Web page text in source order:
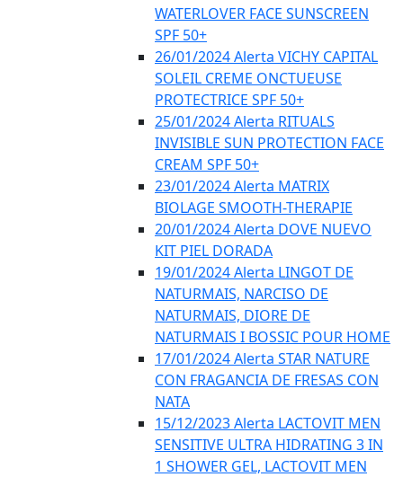
WATERLOVER FACE SUNSCREEN
SPF 50+
26/01/2024 Alerta VICHY CAPITAL
SOLEIL CREME ONCTUEUSE
PROTECTRICE SPF 50+
25/01/2024 Alerta RITUALS
INVISIBLE SUN PROTECTION FACE
CREAM SPF 50+
23/01/2024 Alerta MATRIX
BIOLAGE SMOOTH-THERAPIE
20/01/2024 Alerta DOVE NUEVO
KIT PIEL DORADA
19/01/2024 Alerta LINGOT DE
NATURMAIS, NARCISO DE
NATURMAIS, DIORE DE
NATURMAIS I BOSSIC POUR HOME
17/01/2024 Alerta STAR NATURE
CON FRAGANCIA DE FRESAS CON
NATA
15/12/2023 Alerta LACTOVIT MEN
SENSITIVE ULTRA HIDRATING 3 IN
1 SHOWER GEL, LACTOVIT MEN